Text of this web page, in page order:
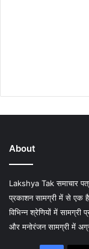
About
Lakshya Tak समाचार
प्रकाशन सामग्री में से एक
विभिन्न श्रेणियों में सामग्री
और मनोरंजन सामग्री में